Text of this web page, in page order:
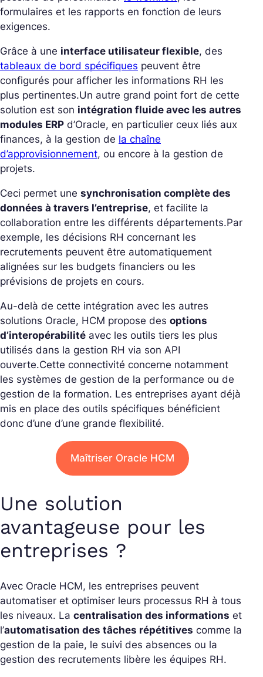
formulaires et les rapports en fonction de leurs
exigences.
Grâce à une interface utilisateur flexible, des
tableaux de bord spécifiques peuvent être
configurés pour afficher les informations RH les
plus pertinentes.Un autre grand point fort de cette
solution est son intégration fluide avec les autres
modules ERP d’Oracle, en particulier ceux liés aux
finances, à la gestion de la chaîne
d’approvisionnement, ou encore à la gestion de
projets.
Ceci permet une synchronisation complète des
données à travers l’entreprise, et facilite la
collaboration entre les différents départements.Par
exemple, les décisions RH concernant les
recrutements peuvent être automatiquement
alignées sur les budgets financiers ou les
prévisions de projets en cours.
Au-delà de cette intégration avec les autres
solutions Oracle, HCM propose des options
d’interopérabilité avec les outils tiers les plus
utilisés dans la gestion RH via son API
ouverte.Cette connectivité concerne notamment
les systèmes de gestion de la performance ou de
gestion de la formation. Les entreprises ayant déjà
mis en place des outils spécifiques bénéficient
donc d’une d’une grande flexibilité.
Maîtriser Oracle HCM
Une solution
avantageuse pour les
entreprises ?
Avec Oracle HCM, les entreprises peuvent
automatiser et optimiser leurs processus RH à tous
les niveaux. La centralisation des informations et
l’automatisation des tâches répétitives comme la
gestion de la paie, le suivi des absences ou la
gestion des recrutements libère les équipes RH.